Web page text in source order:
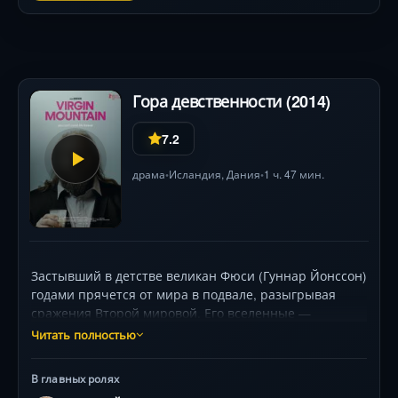
Гора девственности (2014)
7.2
драма•Исландия, Дания•1 ч. 47 мин.
Застывший в детстве великан Фюси (Гуннар Йонссон)
годами прячется от мира в подвале, разыгрывая
сражения Второй мировой. Его вселенные —
аэропорт, где он терпит унижения, и китайский
он встречает Сьёфн (Ильмур Кристиансдоттир) —
Читать полностью
В главных ролях